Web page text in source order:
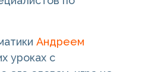
Андреем
уроках с